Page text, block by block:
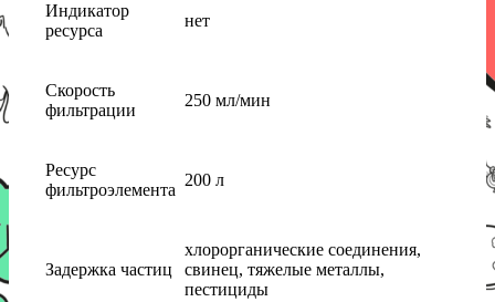
Индикатор
ресурса
нет
Скорость
фильтрации
250 мл/мин
Ресурс
фильтроэлемента
200 л
Задержка частиц
хлорорганические соединения,
свинец, тяжелые металлы,
пестициды